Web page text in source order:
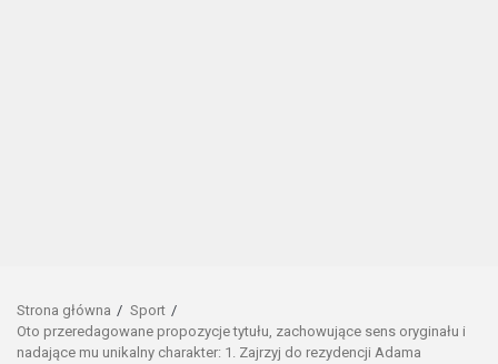
Strona główna
Sport
Oto przeredagowane propozycje tytułu, zachowujące sens oryginału i
nadające mu unikalny charakter: 1. Zajrzyj do rezydencji Adama